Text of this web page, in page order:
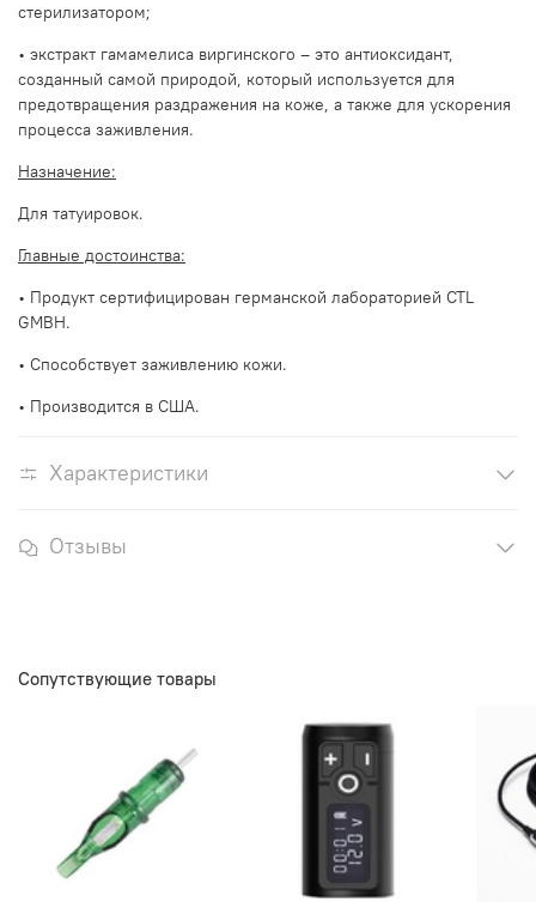
стерилизатором;
• экстракт гамамелиса виргинского – это антиоксидант,
созданный самой природой, который используется для
предотвращения раздражения на коже, а также для ускорения
процесса заживления.
Назначение:
Для татуировок.
Главные достоинства:
• Продукт сертифицирован германской лабораторией CTL
GMBH.
• Способствует заживлению кожи.
• Производится в США.
Характеристики
Отзывы
Сопутствующие товары